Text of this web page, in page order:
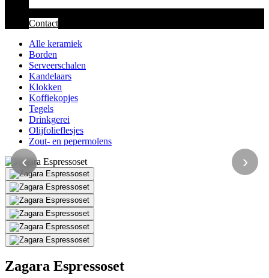
Contact
Alle keramiek
Borden
Serveerschalen
Kandelaars
Klokken
Koffiekopjes
Tegels
Drinkgerei
Olijfolieflesjes
Zout- en pepermolens
‹ ›
Zagara Espressoset